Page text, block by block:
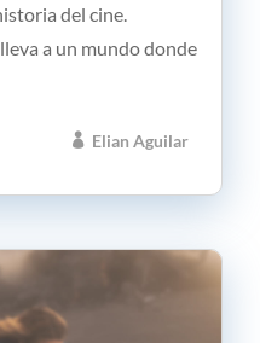
Elian Aguilar
del cine.
a un mundo donde